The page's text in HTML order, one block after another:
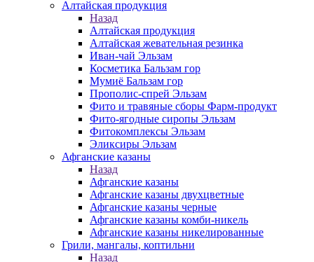
Алтайская продукция
Назад
Алтайская продукция
Алтайская жевательная резинка
Иван-чай Эльзам
Косметика Бальзам гор
Мумиё Бальзам гор
Прополис-спрей Эльзам
Фито и травяные сборы Фарм-продукт
Фито-ягодные сиропы Эльзам
Фитокомплексы Эльзам
Эликсиры Эльзам
Афганские казаны
Назад
Афганские казаны
Афганские казаны двухцветные
Афганские казаны черные
Афганские казаны комби-никель
Афганские казаны никелированные
Грили, мангалы, коптильни
Назад